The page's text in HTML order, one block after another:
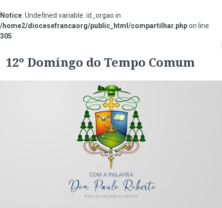
Notice: Undefined variable: id_orgao in
/home2/diocesefrancaorg/public_html/compartilhar.phpon line
305
12º Domingo do Tempo Comum